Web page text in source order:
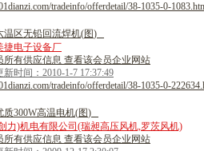
tradeinfo/offerdetail/38-1035-0-
温 区无铅回流焊机(图)
捷电子设备厂
所有供应信息 查看该会员企业网站
新时间：2010-1-7 17:37:49
tradeinfo/offerdetail/38-1035-0-
质300W高温电机(图)
力)机电有限公司(瑞昶高压风机,罗茨风机)
所有供应信息 查看该会员企业网站